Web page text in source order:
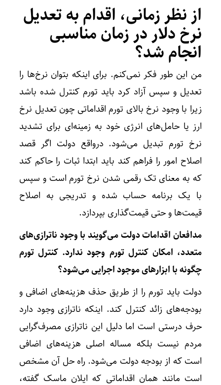
از نظر زمانی، اقدام به تعدیل
نرخ دلار در زمان مناسبی
انجام شد؟
من این طور فکر نمی‌کنم. برای اینکه بتوان نرخ‌ها را
تعدیل و سپس آزاد کرد باید تورم کنترل شده باشد
زیرا با وجود نرخ بالای تورم اقداماتی چون تعدیل نرخ
ارز یا حامل‌های انرژی خود به زمینه‌ای برای تشدید
نرخ تورم تبدیل می‌شود. درواقع دولت اگر قصد
اصلاح امور را فراهم کند باید ابتدا ثبات را حاکم کند
که به معنای تک رقمی شدن نرخ تورم است و سپس
با یک برنامه حساب شده و تدریجی به اصلاح
قیمت‌ها و حتی قیمت‌گذاری بپردازد.
مدافعان اقدامات دولت می‌گویند با وجود ناترازی‌های
متعدد، امکان کنترل تورم وجود ندارد. کنترل تورم
چگونه با ابزارهای موجود اجرایی می‌شود؟
دولت باید تورم را از طریق حذف هزینه‌های اضافی و
بودجه‌های زائد کنترل کند. اینکه ناترازی وجود دارد
حرف درستی است اما دلیل این ناترازی مصرف‌گرایی
مردم نیست بلکه مساله اصلی هزینه‌های اضافی
است که از بودجه دولت می‌شود. راه حل آن مشخص
است مانند همان اقداماتی که ایلان ماسک گفته،